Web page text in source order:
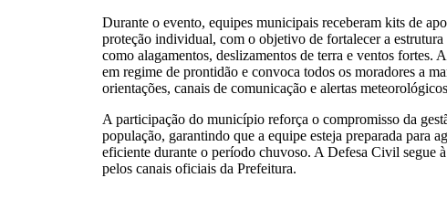
Durante o evento, equipes municipais receberam kits de
proteção individual, com o objetivo de fortalecer a estrutura
como alagamentos, deslizamentos de terra e ventos fortes.
em regime de prontidão e convoca todos os moradores a
orientações, canais de comunicação e alertas
A participação do município reforça o compromisso da
população, garantindo que a equipe esteja preparada para
eficiente durante o período chuvoso. A Defesa Civil segue
pelos canais oficiais da Prefeitura.